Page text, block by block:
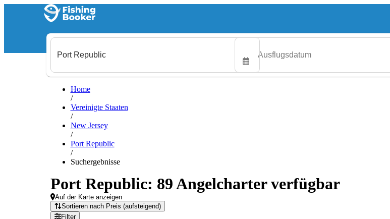
Home
/
Vereinigte Staaten
/
New Jersey
/
Port Republic
/
Suchergebnisse
Port Republic: 89 Angelcharter verfügbar
Auf der Karte anzeigen
Sortieren nach Preis (aufsteigend)
Filter